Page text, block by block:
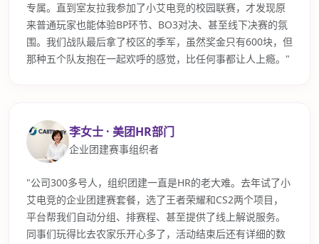
专属。直到室友拉我参加了小艾电竞的校园联赛，才发现原
来普通玩家也能体验BP环节、BO3对决、甚至线下决赛的氛
围。我们战队最后拿了校区的季军，虽然奖金只有600块，但
那种五个队友抱在一起欢呼的感觉，比任何事都让人上瘾。"
李女士 · 美团HR部门
企业团建赛事组织者
"公司300多号人，组织团建一直是HR的老大难。去年试了小
艾电竞的企业团建赛套餐，选了王者荣耀和CS2两个项目，
平台帮我们自动分组、排赛程、甚至提供了线上解说服务。
同事们玩得比去农家乐开心多了，活动结束后还有详细的数